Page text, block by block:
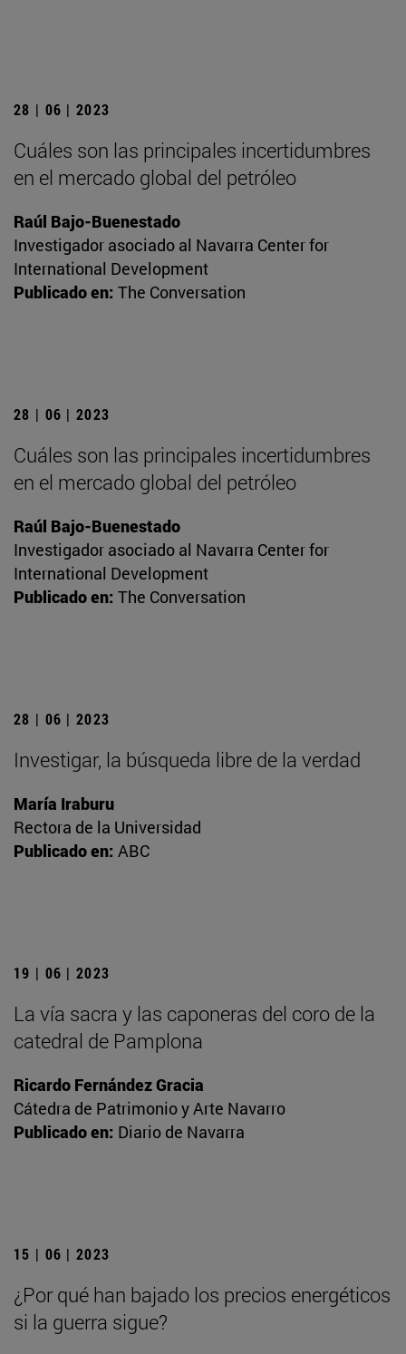
28 | 06 | 2023
Cuáles son las principales incertidumbres
en el mercado global del petróleo
Raúl Bajo-Buenestado
Investigador asociado al Navarra Center for
International Development
Publicado en: The Conversation
28 | 06 | 2023
Cuáles son las principales incertidumbres
en el mercado global del petróleo
Raúl Bajo-Buenestado
Investigador asociado al Navarra Center for
International Development
Publicado en: The Conversation
28 | 06 | 2023
Investigar, la búsqueda libre de la verdad
María Iraburu
Rectora de la Universidad
Publicado en: ABC
19 | 06 | 2023
La vía sacra y las caponeras del coro de la
catedral de Pamplona
Ricardo Fernández Gracia
Cátedra de Patrimonio y Arte Navarro
Publicado en: Diario de Navarra
15 | 06 | 2023
¿Por qué han bajado los precios energéticos
si la guerra sigue?